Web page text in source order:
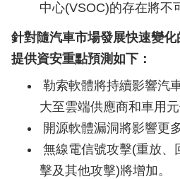
中心(VSOC)的存在將不
針對隨汽車市場發展快速變
提供資安重點預測如下：
勒索軟體將持續影響汽
大至雲端供應商和車用元
開源軟體漏洞將影響更
無線電信號攻擊(重放、
擊及其他攻擊)將增加。